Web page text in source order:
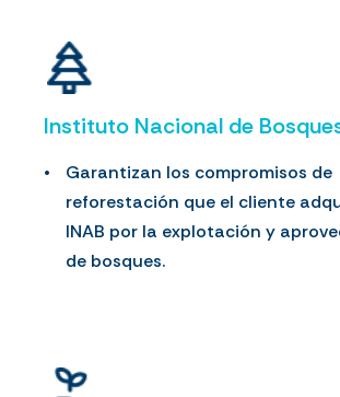
Instituto Nacional de
Garantizan los compromisos de
reforestación que el cliente
INAB por la explotación y
de bosques.